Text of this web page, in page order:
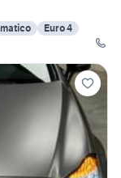
Euro 4